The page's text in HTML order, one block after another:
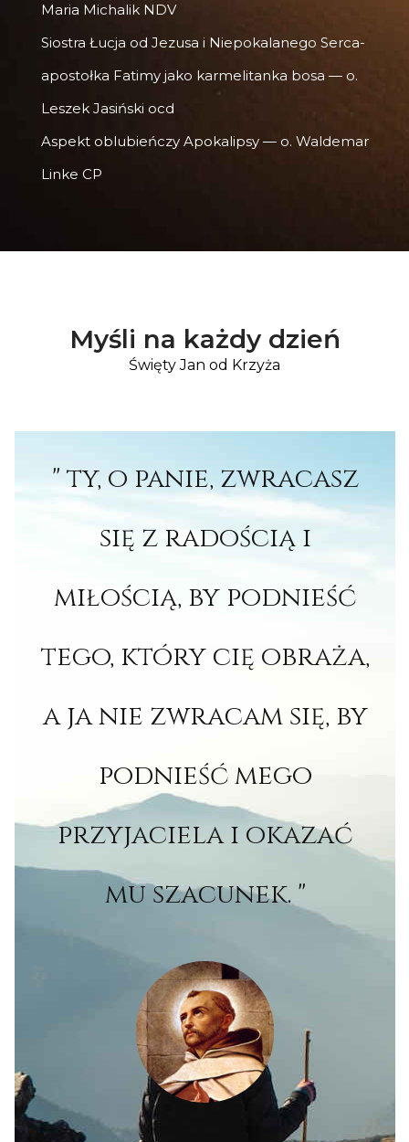
Maria Michalik NDV
Siostra Łucja od Jezusa i Niepokalanego Serca-
apostołka Fatimy jako karmelitanka bosa — o.
Leszek Jasiński ocd
Aspekt oblubieńczy Apokalipsy — o. Waldemar
Linke CP
Myśli na każdy dzień
Święty Jan od Krzyża
" ty, o panie, zwracasz
się z radością i
miłością, by podnieść
tego, który cię obraża,
a ja nie zwracam się, by
podnieść mego
przyjaciela i okazać
mu szacunek. "